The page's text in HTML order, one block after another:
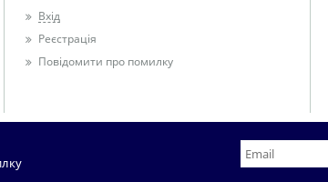
Вхід
Реєстрація
Повідомити про помилку